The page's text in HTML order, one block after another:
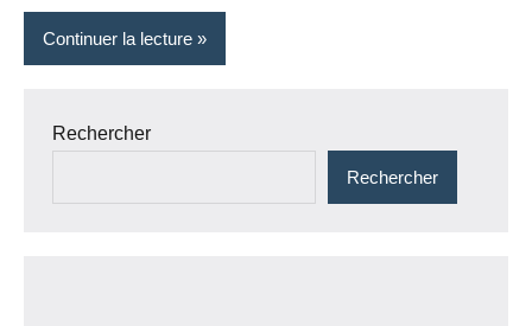
Continuer la lecture
Rechercher
Rechercher